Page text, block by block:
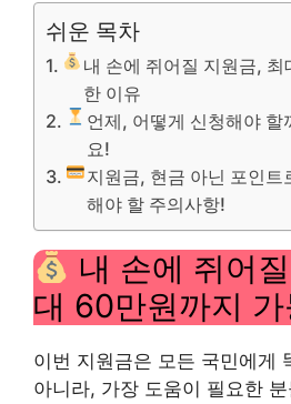
쉬운 목차
내 손에 쥐어질 지원금,
한 이유
언제, 어떻게 신청해야 할
요!
지원금, 현금 아닌 포인트
해야 할 주의사항!
내 손에 쥐어
대 60만원까지
이번 지원금은 모든 국민에게
아니라, 가장 도움이 필요한